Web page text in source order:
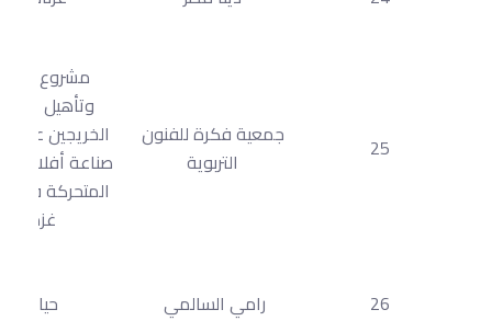
25
جمعية فكرة للفنون
التربوية
مشروع
وتأهيل
الخريجين على
صناعة أفلام
المتحركة في
غزة
26 رامي السالمي
حياة